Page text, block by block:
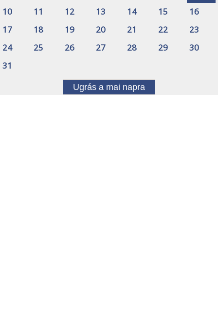
10
11 12 13 14 15
16
17
18 19 20 21 22
23
24
25 26 27 28 29
30
31
Ugrás a mai napra